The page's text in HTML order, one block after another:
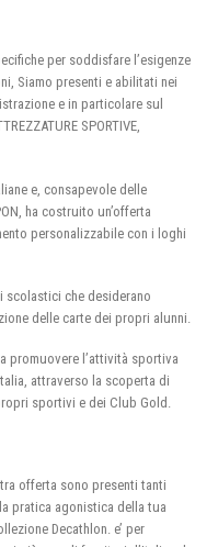
per soddisfare l’esigenze
Siamo presenti e abilitati nei
e in particolare sul
SPORTIVE,
e, consapevole delle
ha costruito un’offerta
personalizzabile con i loghi
che desiderano
delle carte dei propri alunni.
promuovere l’attività sportiva
attraverso la scoperta di
sportivi e dei Club Gold.
offerta sono presenti tanti
pratica agonistica della tua
Decathlon. e’ per